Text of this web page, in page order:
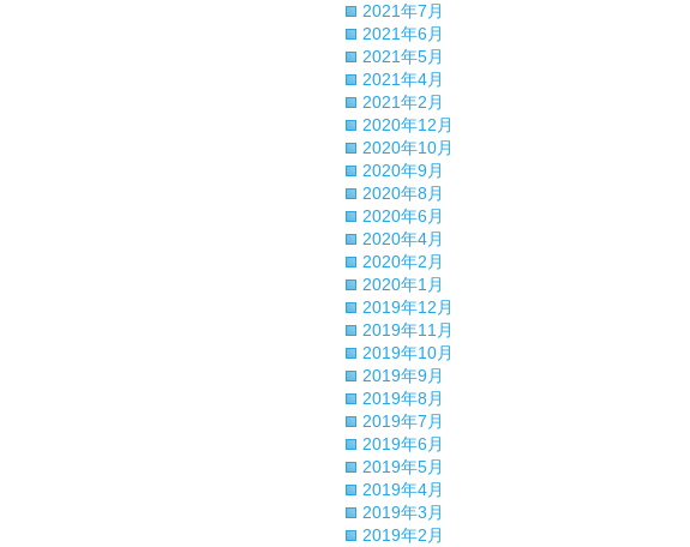
2021年7月
2021年6月
2021年5月
2021年4月
2021年2月
2020年12月
2020年10月
2020年9月
2020年8月
2020年6月
2020年4月
2020年2月
2020年1月
2019年12月
2019年11月
2019年10月
2019年9月
2019年8月
2019年7月
2019年6月
2019年5月
2019年4月
2019年3月
2019年2月